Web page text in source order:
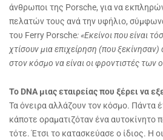
άνθρωποι της Porsche, για να
πελατών τους ανά την υφήλιο,
του Ferry Porsche: «Εκείνοι που είναι
χτίσουν μια επιχείρηση (που
στον κόσμο να είναι οι φροντιστές των
Το DNA μιας εταιρείας που ξέρει να
Τα όνειρα αλλάζουν τον κόσμο. Πάντα
κάποτε οραματιζόταν ένα αυτοκίνητο
τότε. Έτσι το κατασκεύασε ο ίδιος. Η